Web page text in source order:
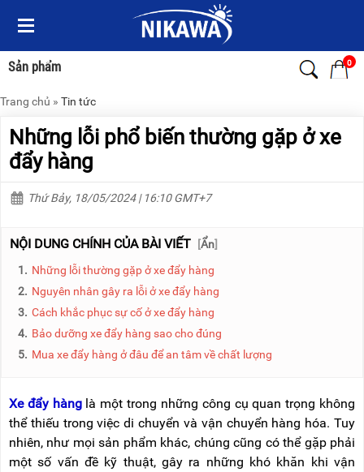
Sản phẩm 0
Menu
Sản
phẩm
TRANG
THANG
NHÔM
XE
DÂY
THOÁT
TỰ
ĐỘNG
XE
VIDEO
TỨC
Menu
Sản
phẩm
TRANG
THANG
NHÔM
THANG
NHÔM
GIA
THANG
GẤP
LỒNG)
THANG
CÁCH
ĐIỆN
Trang chủ » Tin tức
Những lỗi phổ biến thường gặp ở xe
đẩy hàng
Thứ Bảy, 18/05/2024 | 16:10 GMT+7
NỘI DUNG CHÍNH CỦA BÀI VIẾT [Ẩn]
1. Những lỗi thường gặp ở xe đẩy hàng
2. Nguyên nhân gây ra lỗi ở xe đẩy hàng
3. Cách khắc phục sự cố ở xe đẩy hàng
4. Bảo dưỡng xe đẩy hàng sao cho đúng
5. Mua xe đẩy hàng ở đâu để an tâm về chất lượng
Xe đẩy hànglà một trong những công cụ quan trọng không
thể thiếu trong việc di chuyển và vận chuyển hàng hóa. Tuy
nhiên, như mọi sản phẩm khác, chúng cũng có thể gặp phải
một số vấn đề kỹ thuật, gây ra những khó khăn khi vận